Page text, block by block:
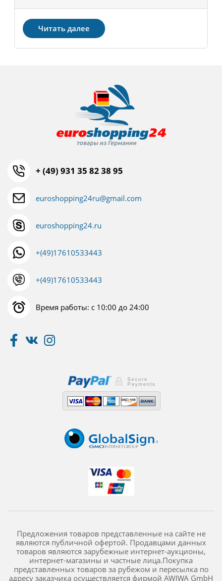
Читать далее
+ (49) 931 35 82 38 95
euroshopping24ru@gmail.com
euroshopping24.ru
+(49)17610533443
+(49)17610533443
Время работы: с 10:00 до 24:00
Предложения товаров представленные на сайте не
являются публичной офертой. Продавцами данных
товаров являются зарубежные интернет-аукционы,
интернет-магазины и частные лица.Покупка
представленных товаров за рубежом и пересылка по
адресу заказчика осуществляется фирмой AWIWA GmbH